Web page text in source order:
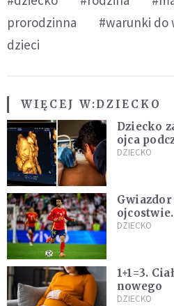
prorodzinna
#warunki do
dzieci
WIĘCEJ W:DZIECKO
Dziecko
ojca
podbija
DZIECKO
DZIECKO
1+1=3.
nowego
DZIECKO